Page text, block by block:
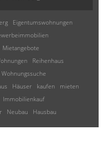
Eigentumswohnungen
Mietangebote
Reihenhaus
Wohnungssuche
Häuser kaufen
mieten
Immobilienkauf
Neubau Hausbau